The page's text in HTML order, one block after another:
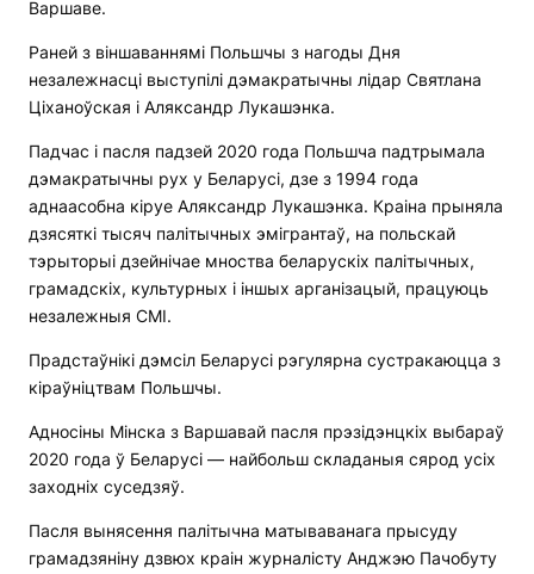
Варшаве.
Раней з віншаваннямі Польшчы з нагоды Дня
незалежнасці выступілі дэмакратычны лідар Святлана
Ціханоўская і Аляксандр Лукашэнка.
Падчас і пасля падзей 2020 года Польшча падтрымала
дэмакратычны рух у Беларусі, дзе з 1994 года
аднаасобна кіруе Аляксандр Лукашэнка. Краіна прыняла
дзясяткі тысяч палітычных эмігрантаў, на польскай
тэрыторыі дзейнічае мноства беларускіх палітычных,
грамадскіх, культурных і іншых арганізацый, працуюць
незалежныя СМІ.
Прадстаўнікі дэмсіл Беларусі рэгулярна сустракаюцца з
кіраўніцтвам Польшчы.
Адносіны Мінска з Варшавай пасля прэзідэнцкіх выбараў
2020 года ў Беларусі — найбольш складаныя сярод усіх
заходніх суседзяў.
Пасля вынясення палітычна матываванага прысуду
грамадзяніну дзвюх краін журналісту Анджэю Пачобуту